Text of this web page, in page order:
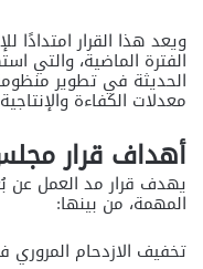
ويعد هذا القرار امتدادًا
الفترة الماضية، والتي
الحديثة في تطوير
معدلات الكفاءة
أهداف قرار
يهدف قرار مد العمل عن
المهمة، من بينها:
تخفيف الازدحام المروري